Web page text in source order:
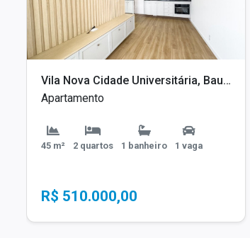
Vila Nova Cidade Universitária, Bauru - SP
Apartamento
45 m² 2 quartos 1 banheiro 1 vaga
R$ 510.000,00